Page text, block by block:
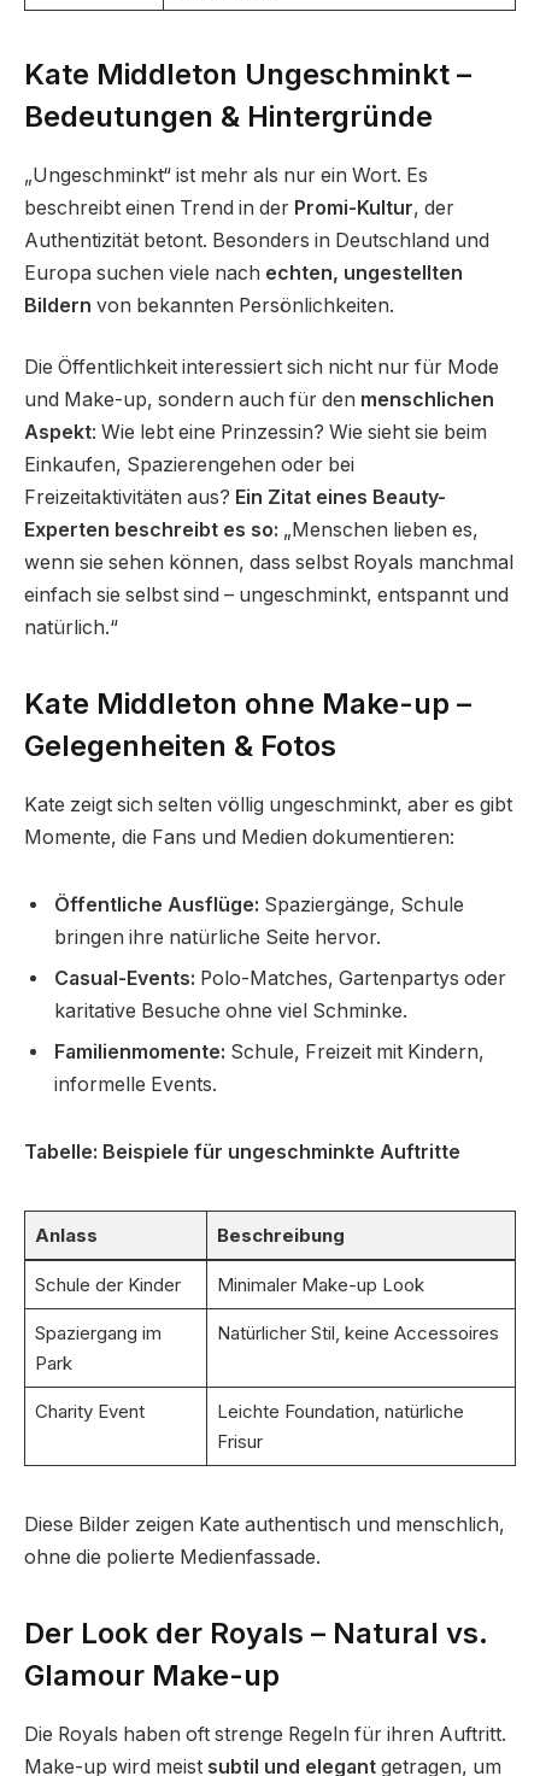
Kate Middleton Ungeschminkt –
Bedeutungen & Hintergründe
„Ungeschminkt“ ist mehr als nur ein Wort. Es
beschreibt einen Trend in der Promi-Kultur, der
Authentizität betont. Besonders in Deutschland und
Europa suchen viele nach echten, ungestellten
Bildern von bekannten Persönlichkeiten.
Die Öffentlichkeit interessiert sich nicht nur für Mode
und Make-up, sondern auch für den menschlichen
Aspekt: Wie lebt eine Prinzessin? Wie sieht sie beim
Einkaufen, Spazierengehen oder bei
Freizeitaktivitäten aus? Ein Zitat eines Beauty-
Experten beschreibt es so: „Menschen lieben es,
wenn sie sehen können, dass selbst Royals manchmal
einfach sie selbst sind – ungeschminkt, entspannt und
natürlich.“
Kate Middleton ohne Make-up –
Gelegenheiten & Fotos
Kate zeigt sich selten völlig ungeschminkt, aber es gibt
Momente, die Fans und Medien dokumentieren:
Öffentliche Ausflüge: Spaziergänge, Schule
bringen ihre natürliche Seite hervor.
Casual-Events: Polo-Matches, Gartenpartys oder
karitative Besuche ohne viel Schminke.
Familienmomente: Schule, Freizeit mit Kindern,
informelle Events.
Tabelle: Beispiele für ungeschminkte Auftritte
Anlass Beschreibung
Schule der Kinder Minimaler Make-up Look
Spaziergang im
Park
Natürlicher Stil, keine Accessoires
Charity Event
Leichte Foundation, natürliche
Frisur
Diese Bilder zeigen Kate authentisch und menschlich,
ohne die polierte Medienfassade.
Der Look der Royals – Natural vs.
Glamour Make-up
Die Royals haben oft strenge Regeln für ihren Auftritt.
Make-up wird meist subtil und elegant getragen, um